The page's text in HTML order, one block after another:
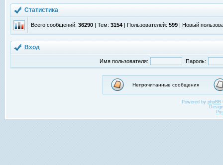
Статистика
Всего сообщений: 36290 | Тем: 3154 | Пользователей: 599 | Новый
Вход
Имя пользователя: Пароль:
Непрочитанные сообщения
Powered by phpBB